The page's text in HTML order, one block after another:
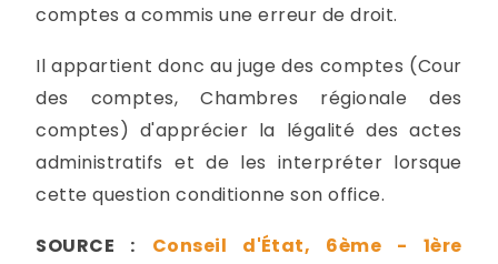
comptes a commis une erreur de droit.
Il appartient donc au juge des comptes (Cour
des comptes, Chambres régionale des
comptes) d'apprécier la légalité des actes
administratifs et de les interpréter lorsque
cette question conditionne son office.
SOURCE :
Conseil d'État, 6ème - 1ère